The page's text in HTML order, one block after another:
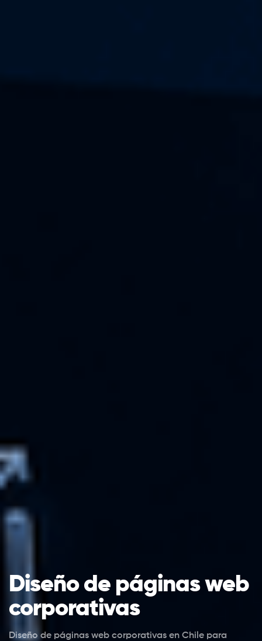
Diseño de páginas web
corporativas
Diseño de páginas web corporativas en Chile para